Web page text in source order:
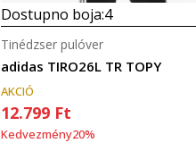
Dostupno boja:4
adidas TIRO26L TR TOPY
Tinédzser pulóver
AKCIÓ
12.799 Ft
Kedvezmény20%